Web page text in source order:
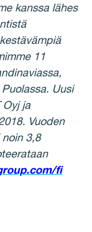
kanssa lähes
ä
ävämpiä
11
Uusi
Oyj ja
Vuoden
3,8
fi